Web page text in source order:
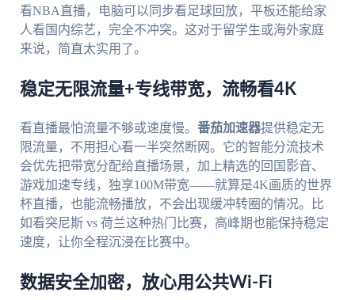
看NBA直播，电脑可以同步看足球回放，平板还能给家
人看国内综艺，完全不冲突。这对于留学生或海外家庭
来说，简直太实用了。
稳定无限流量+专线带宽，流畅看4K
看直播最怕流量不够或速度慢。 番茄加速器提供稳定无
限流量，不用担心看一半突然断网。它的智能分流技术
会优先把带宽分配给直播场景，加上精选的回国影音、
游戏加速专线，独享100M带宽——就算是4K画质的世界
杯直播，也能流畅播放，不会出现缓冲转圈的情况。比
如看突尼斯 vs 荷兰这种热门比赛，高峰期也能保持稳定
速度，让你全程沉浸在比赛中。
数据安全加密，放心用公共Wi-Fi